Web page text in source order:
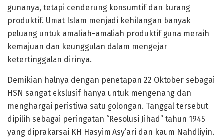
gunanya, tetapi cenderung konsumtif dan kurang
produktif. Umat Islam menjadi kehilangan banyak
peluang untuk amaliah-amaliah produktif guna meraih
kemajuan dan keunggulan dalam mengejar
ketertinggalan dirinya.
Demikian halnya dengan penetapan 22 Oktober sebagai
HSN sangat ekslusif hanya untuk mengenang dan
menghargai peristiwa satu golongan. Tanggal tersebut
dipilih sebagai peringatan “Resolusi Jihad” tahun 1945
yang diprakarsai KH Hasyim Asy’ari dan kaum Nahdliyin.